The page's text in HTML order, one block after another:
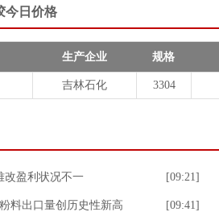
今日价格
生产企业 规格
吉林石化 3304
改盈利状况不一 [09:21]
料出口量创历史性新高 [09:41]